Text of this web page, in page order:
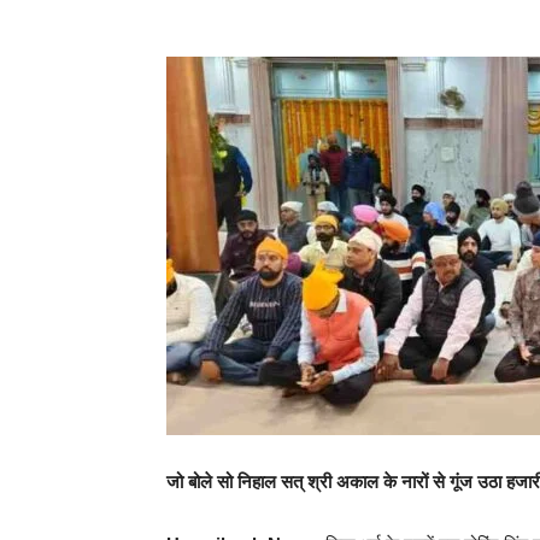
जो बोले सो निहाल सत् श्री अकाल के नारों से गूंज उठा